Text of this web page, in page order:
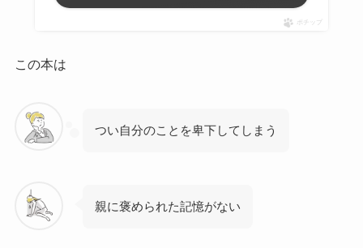
ポチップ
この本は
つい自分のことを卑下してしまう
親に褒められた記憶がない